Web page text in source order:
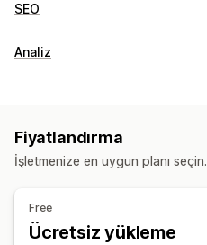
SEO
SEO araçları
Görsel optimizasyonu
Meta veri optimizasyonu
Performansı izleme
SEO puanı
Denetimler
Analiz
Görseller ve raporlar
Fiyatlandırma
İşletmenize en uygun planı seçin.
Free
Ücretsiz yükleme